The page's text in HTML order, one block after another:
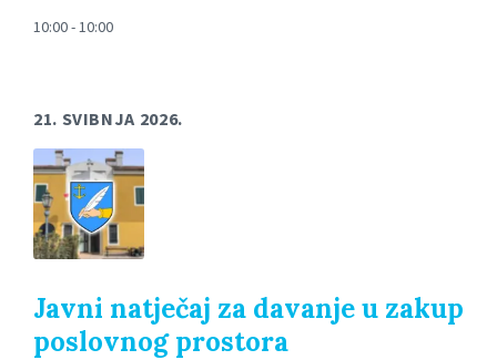
10:00 - 10:00
21. SVIBNJA 2026.
Javni natječaj za davanje u zakup
poslovnog prostora